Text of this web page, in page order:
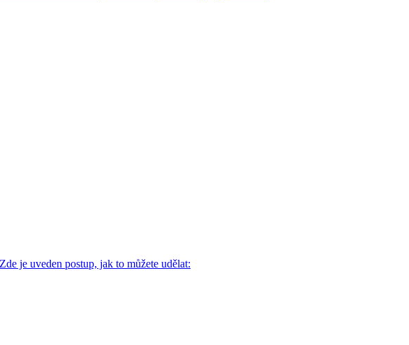
je uveden postup, jak to můžete udělat: